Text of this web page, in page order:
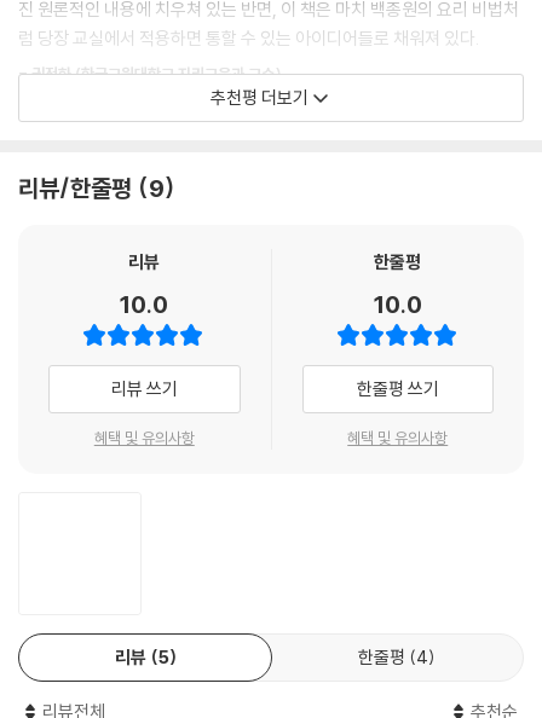
진 원론적인 내용에 치우쳐 있는 반면, 이 책은 마치 백종원의 요리 비법처
럼 당장 교실에서 적용하면 통할 수 있는 아이디어들로 채워져 있다.
- 권정화 (한국교원대학교 지리교육과 교수)
업 콘서트』를 일독할 것을 권한다.
추천평 더보기
리뷰/한줄평 9
리뷰
10.0
리뷰 쓰기
혜택 및 유의사항
한줄평
10.0
한줄평 쓰기
혜택 및 유의사항
리뷰 5 한줄평 4
리뷰전체 추천순